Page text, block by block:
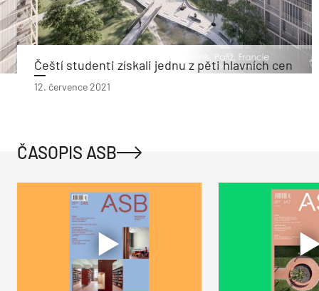
Čeští studenti získali jednu z pěti hlavních cen
12. července 2021
ČASOPIS ASB